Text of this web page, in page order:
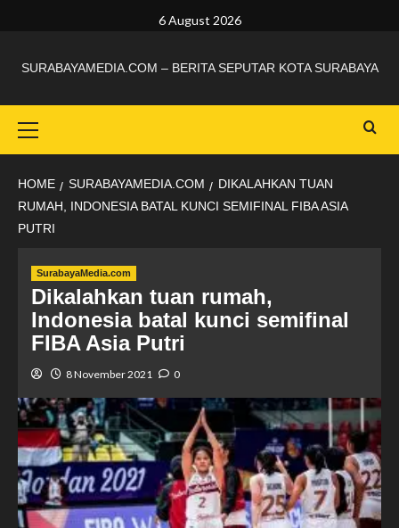
6 August 2026
SURABAYAMEDIA.COM – BERITA SEPUTAR KOTA SURABAYA
HOME SURABAYAMEDIA.COM
DIKALAHKAN TUAN
RUMAH, INDONESIA BATAL KUNCI SEMIFINAL FIBA ASIA
PUTRI
SurabayaMedia.com
Dikalahkan tuan rumah,
Indonesia batal kunci semifinal
FIBA Asia Putri
8 November 2021 0